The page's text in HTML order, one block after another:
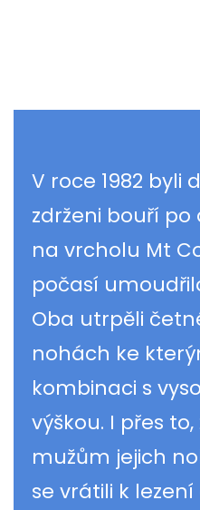
V roce 1982 byli
zdrženi bouří
na vrcholu Mt
počasí
Oba utrpěli
nohách ke
kombinaci s
výškou. I přes
mužům jejich
se vrátili k